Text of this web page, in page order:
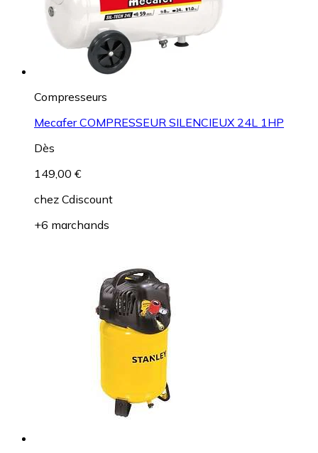
Compresseurs
Mecafer COMPRESSEUR SILENCIEUX 24L 1HP
Dès
149,00 €
chez Cdiscount
+6 marchands